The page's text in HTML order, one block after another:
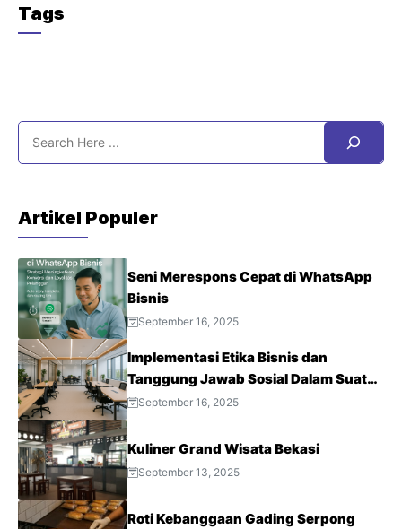
Tags
Search
Artikel Populer
Seni Merespons Cepat di WhatsApp
Bisnis
September 16, 2025
Implementasi Etika Bisnis dan
Tanggung Jawab Sosial Dalam Suatu
Perusahaan
September 16, 2025
Kuliner Grand Wisata Bekasi
September 13, 2025
Roti Kebanggaan Gading Serpong